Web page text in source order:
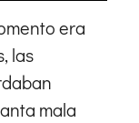
era
las
mala